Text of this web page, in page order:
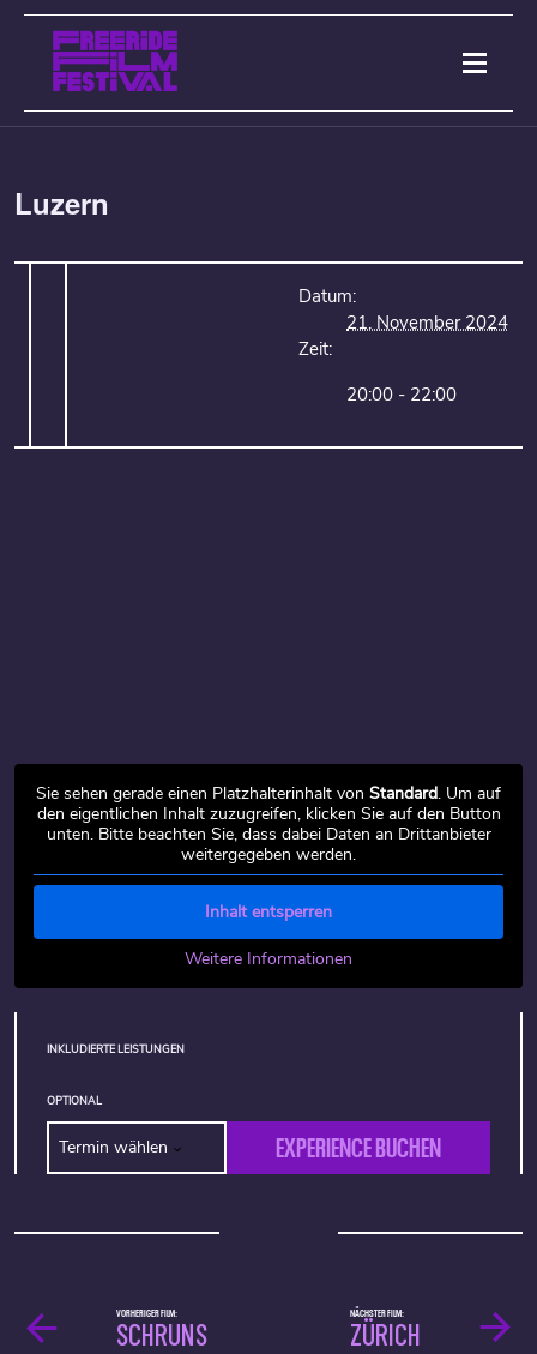
Luzern
Datum:
21. November 2024
Zeit:
20:00 - 22:00
Sie sehen gerade einen Platzhalterinhalt von Standard. Um auf
den eigentlichen Inhalt zuzugreifen, klicken Sie auf den Button
unten. Bitte beachten Sie, dass dabei Daten an Drittanbieter
weitergegeben werden.
Inhalt entsperren
Weitere Informationen
INKLUDIERTE LEISTUNGEN
OPTIONAL
Termin wählen EXPERIENCE BUCHEN
NÄCHSTER FILM:
ZÜRICH
VORHERIGER FILM:
SCHRUNS